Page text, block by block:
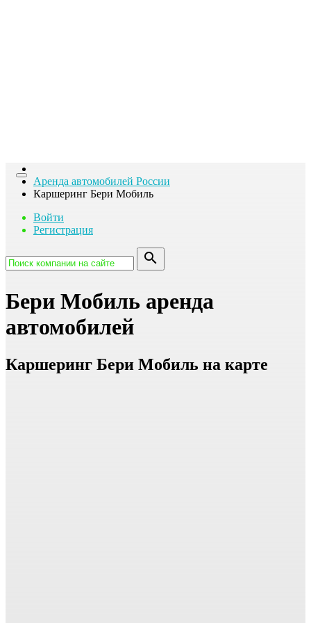
Toggle
navigation
Аренда автомобилей России
Каршеринг Бери Мобиль
Войти
Регистрация
search
Бери Мобиль аренда
автомобилей
Каршеринг Бери Мобиль на карте